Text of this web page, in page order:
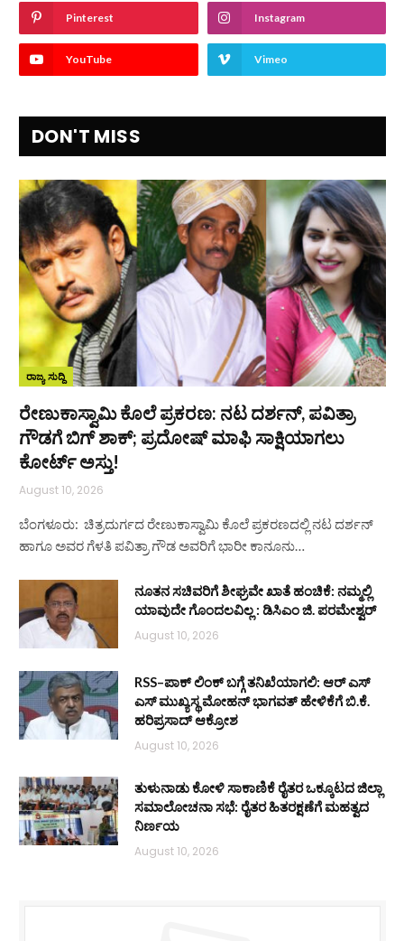
Pinterest Instagram
YouTube Vimeo
DON'T MISS
ರಾಜ್ಯ ಸುದ್ದಿ
ರೇಣುಕಾಸ್ವಾಮಿ ಕೊಲೆ ಪ್ರಕರಣ: ನಟ ದರ್ಶನ್‌, ಪವಿತ್ರಾ
ಗೌಡಗೆ ಬಿಗ್‌ ಶಾಕ್; ಪ್ರದೋಷ್‌ ಮಾಫಿ ಸಾಕ್ಷಿಯಾಗಲು
ಕೋರ್ಟ್‌ ಅಸ್ತು!
August 10, 2026
ಬೆಂಗಳೂರು: ಚಿತ್ರದುರ್ಗದ ರೇಣುಕಾಸ್ವಾಮಿ ಕೊಲೆ ಪ್ರಕರಣದಲ್ಲಿ ನಟ ದರ್ಶನ್‌
ಹಾಗೂ ಅವರ ಗೆಳತಿ ಪವಿತ್ರಾ ಗೌಡ ಅವರಿಗೆ ಭಾರೀ ಕಾನೂನು…
ನೂತನ ಸಚಿವರಿಗೆ ಶೀಘ್ರವೇ ಖಾತೆ ಹಂಚಿಕೆ: ನಮ್ಮಲ್ಲಿ
ಯಾವುದೇ ಗೊಂದಲವಿಲ್ಲ : ಡಿಸಿಎಂ ಜಿ. ಪರಮೇಶ್ವರ್
August 10, 2026
RSS–ಪಾಕ್ ಲಿಂಕ್ ಬಗ್ಗೆ ತನಿಖೆಯಾಗಲಿ: ಆರ್‌ ಎಸ್‌
ಎಸ್ ಮುಖ್ಯಸ್ಥ ಮೋಹನ್ ಭಾಗವತ್ ಹೇಳಿಕೆಗೆ ಬಿ.ಕೆ.
ಹರಿಪ್ರಸಾದ್ ಆಕ್ರೋಶ
August 10, 2026
ತುಳುನಾಡು ಕೋಳಿ ಸಾಕಾಣಿಕೆ ರೈತರ ಒಕ್ಕೂಟದ ಜಿಲ್ಲಾ
ಸಮಾಲೋಚನಾ ಸಭೆ: ರೈತರ ಹಿತರಕ್ಷಣೆಗೆ ಮಹತ್ವದ
ನಿರ್ಣಯ
August 10, 2026